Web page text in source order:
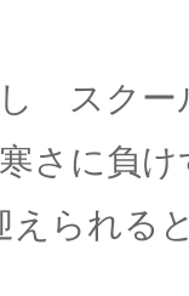
スクー
寒さに負
えられる